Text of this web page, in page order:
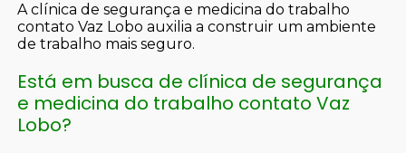
A clínica de segurança e medicina do trabalho
contato Vaz Lobo auxilia a construir um ambiente
de trabalho mais seguro.
Está em busca de clínica de segurança
e medicina do trabalho contato Vaz
Lobo?